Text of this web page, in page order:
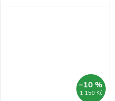
koupelně velmi svěží vzhled.
1 150 Kč
–10 %